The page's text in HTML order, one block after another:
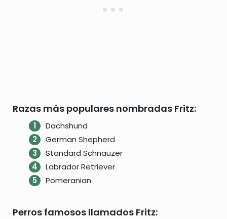
Razas más populares nombradas Fritz:
Dachshund
German Shepherd
Standard Schnauzer
Labrador Retriever
Pomeranian
Perros famosos llamados Fritz: